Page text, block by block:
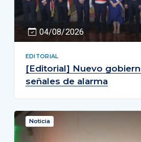
04/08/2026
EDITORIAL
[Editorial] Nuevo
señales de alarma
Noticia